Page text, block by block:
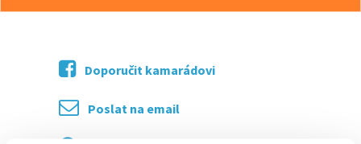
Doporučit kamarádovi
Poslat na email